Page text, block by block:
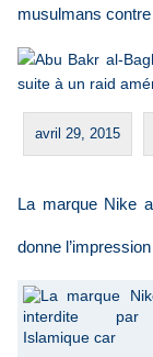
musulmans
avril 29, 2015
La marque Nike
donne